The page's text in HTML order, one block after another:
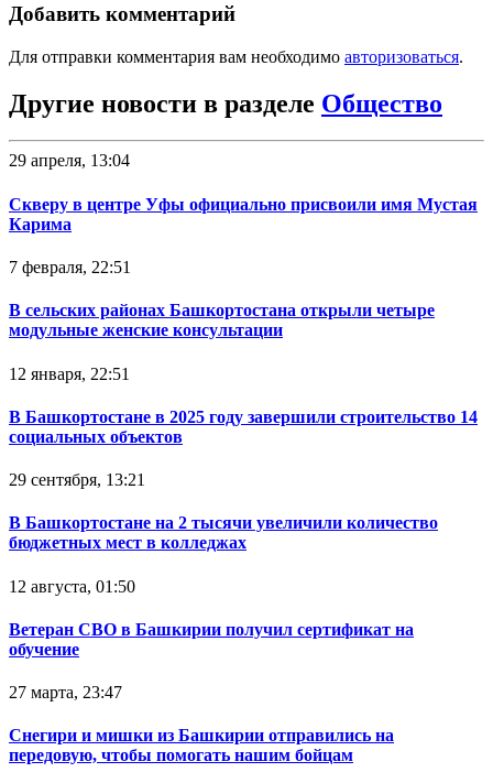
Добавить комментарий
Для отправки комментария вам необходимо авторизоваться.
Другие новости в разделе Общество
29 апреля, 13:04
Скверу в центре Уфы официально присвоили имя Мустая
Карима
7 февраля, 22:51
В сельских районах Башкортостана открыли четыре
модульные женские консультации
12 января, 22:51
В Башкортостане в 2025 году завершили строительство 14
социальных объектов
29 сентября, 13:21
В Башкортостане на 2 тысячи увеличили количество
бюджетных мест в колледжах
12 августа, 01:50
Ветеран СВО в Башкирии получил сертификат на
обучение
27 марта, 23:47
Снегири и мишки из Башкирии отправились на
передовую, чтобы помогать нашим бойцам